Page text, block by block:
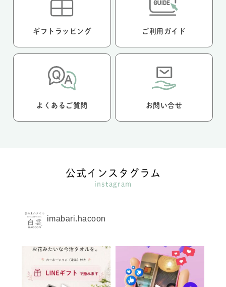
ギフトラッピング ご利用ガイド
よくあるご質問 お問い合せ
公式インスタグラム
instagram
imabari.hacoon